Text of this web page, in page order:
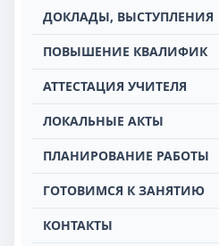
ДОКЛАДЫ, ВЫСТУПЛЕНИЯ
ПОВЫШЕНИЕ КВАЛИФИК
АТТЕСТАЦИЯ УЧИТЕЛЯ
ЛОКАЛЬНЫЕ АКТЫ
ПЛАНИРОВАНИЕ РАБОТЫ
ГОТОВИМСЯ К ЗАНЯТИЮ
КОНТАКТЫ